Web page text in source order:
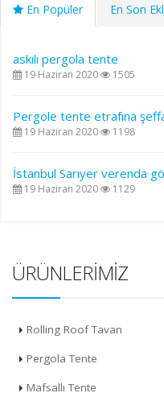
En Popüler En Son
askılı pergola tente
19 Haziran 2020 1505
Pergole tente etrafına
19 Haziran 2020 1198
İstanbul Sarıyer verenda
19 Haziran 2020 1129
ÜRÜNLERIMIZ
Rolling Roof Tavan
Pergola Tente
Mafsallı Tente